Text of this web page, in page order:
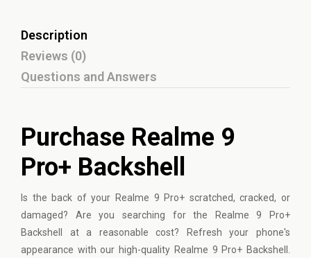
Description
Reviews (0)
Questions and Answers
Purchase Realme 9
Pro+ Backshell
Is the back of your Realme 9 Pro+ scratched, cracked, or
damaged? Are you searching for the Realme 9 Pro+
Backshell at a reasonable cost? Refresh your phone's
appearance with our high-quality Realme 9 Pro+ Backshell.